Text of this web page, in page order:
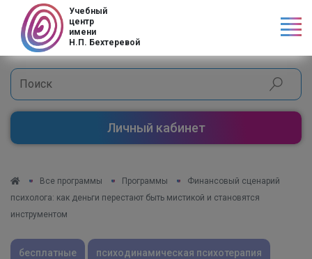
Учебный
центр
имени
Н.П. Бехтеревой
Личный кабинет
Все программы Программы
Финансовый сценарий
психолога: как деньги перестают быть мистикой и становятся
инструментом
бесплатные психодинамическая психотерапия
Код страны